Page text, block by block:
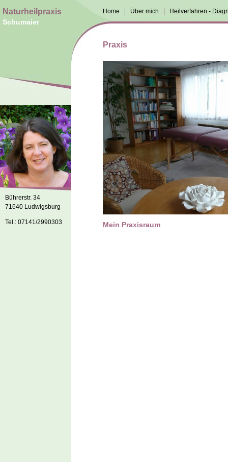
Naturheilpraxis
Schumaier
Bührerstr. 34
71640 Ludwigsburg
Tel.: 07141/2990303
Home Über mich Heilverfahren -
Praxis
Mein Praxisraum